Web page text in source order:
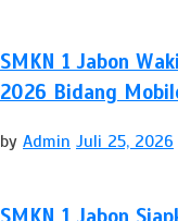
SMKN 1 Jabon
2026 Bidang
by Admin Juli 25, 2026
SMKN 1 Jabon